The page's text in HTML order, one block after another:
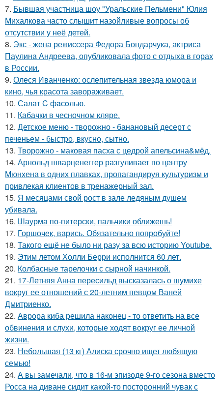
7. Бывшая участница шоу "Уральские Пельмени" Юлия
Михалкова часто слышит назойливые вопросы об
отсутствии у неё детей.
8. Экс - жена режиссера Федора Бондарчука, актриса
Паулина Андреева, опубликовала фото с отдыха в горах
в России.
9. Олеся Иванченко: ослепительная звезда юмора и
кино, чья красота завораживает.
10. Салат C фaсoлью.
11. Кабачки в чесночном кляре.
12. Детское меню - творожно - банановый десерт с
печеньем - быстро, вкусно, сытно.
13. Творожно - маковая пасха с цедрой апельсина&мёд.
14. Арнольд шварценеггер разгуливает по центру
Мюнхена в одних плавках, пропагандируя культуризм и
привлекая клиентов в тренажерный зал.
15. Я месяцами свой рост в зале ледяным душем
убивала.
16. Шаурма по-питерски, пальчики оближешь!
17. Горшочек, варись. Обязательно попробуйте!
18. Такого ещё не было ни разу за всю историю Youtube.
19. Этим летом Холли Берри исполнится 60 лет.
20. Колбасные тарелочки с сырной начинкой.
21. 17-Летняя Анна пересильд высказалась о шумихе
вокруг ее отношений с 20-летним певцом Ваней
Дмитриенко.
22. Аврора киба решила наконец - то ответить на все
обвинения и слухи, которые ходят вокруг ее личной
жизни.
23. Небольшая (13 кг) Алиска срочно ищет любящую
семью!
24. А вы замечали, что в 16-м эпизоде 9-го сезона вместо
Росса на диване сидит какой-то посторонний чувак с